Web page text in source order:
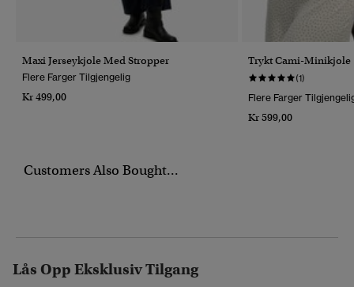
Maxi Jerseykjole Med Stropper
Flere Farger Tilgjengelig
Kr 499,00
Trykt Cami-Minikjole
(1)
Flere Farger
Kr 599,00
Customers Also Bought...
Lås Opp Eksklusiv Tilgang